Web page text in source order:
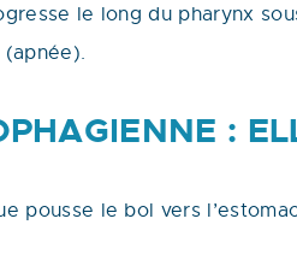
le long du pharynx
:
pousse le bol vers